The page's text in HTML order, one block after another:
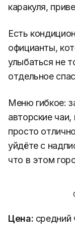
каракуля,
Есть
официанты,
улыбаться не
отдельное
Меню гибкое:
авторские
просто
уйдёте с
что в этом
Цена: средний